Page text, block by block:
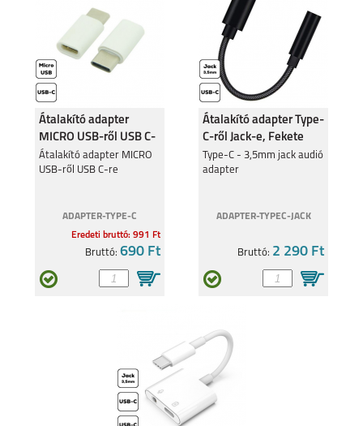
REALME NOTE 50
REALME 11 5G REALME 9 PRO 5G
REALME C55 REALME 9 5G
REALMEGT
EXPLORER MASTER
Átalakító adapter
MICRO USB-ről USB C-
re
Átalakító adapter MICRO
USB-ről USB C-re
ADAPTER-TYPE-C
Eredeti bruttó: 991 Ft
Bruttó: 690 Ft
Átalakító adapter Type-
C-ről Jack-e, Fekete
Type-C - 3,5mm jack audió
adapter
ADAPTER-TYPEC-JACK
Bruttó: 2 290 Ft